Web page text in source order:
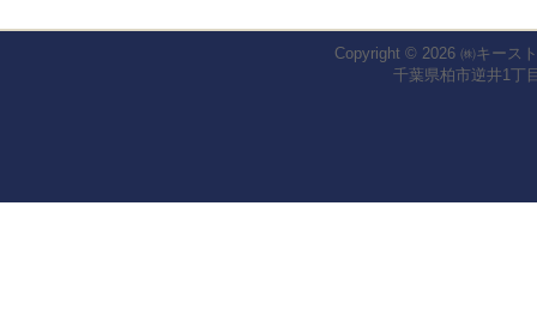
Copyright © 2026 ㈱キース
千葉県柏市逆井1丁